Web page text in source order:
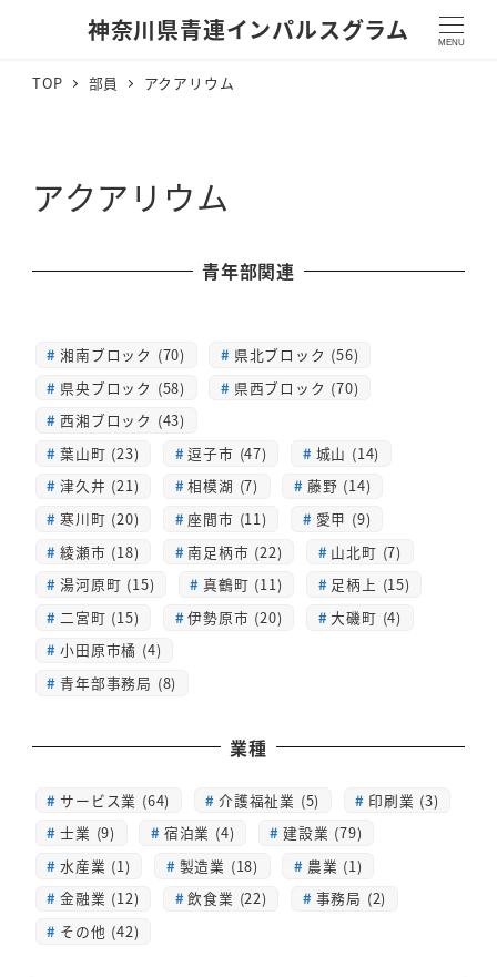
神奈川県青連インパルスグラム MENU
TOP 部員 アクアリウム
アクアリウム
青年部関連
湘南ブロック (70)
県北ブロック (56)
県央ブロック (58)
県西ブロック (70)
西湘ブロック (43)
葉山町 (23)
逗子市 (47)
城山 (14)
津久井 (21)
相模湖 (7)
藤野 (14)
寒川町 (20)
座間市 (11)
愛甲 (9)
綾瀬市 (18)
南足柄市 (22)
山北町 (7)
湯河原町 (15)
真鶴町 (11)
足柄上 (15)
二宮町 (15)
伊勢原市 (20)
大磯町 (4)
小田原市橘 (4)
青年部事務局 (8)
業種
サービス業 (64) 介護福祉業 (5)
印刷業 (3)
士業 (9)
宿泊業 (4)
建設業 (79)
水産業 (1)
製造業 (18)
農業 (1)
金融業 (12)
飲食業 (22)
事務局 (2)
その他 (42)